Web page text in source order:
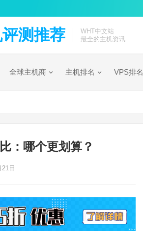
测推荐
WHT中文站
最全的主机资讯
全球主机商 主机排名 VPS排名
：哪个更划算？
日